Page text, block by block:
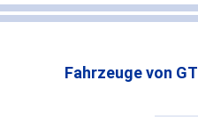
Fahrzeuge von